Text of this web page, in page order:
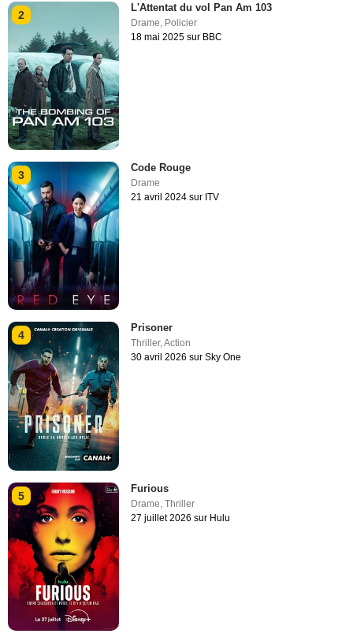
2
L'Attentat du vol Pan Am 103
Drame Policier
18 mai 2025 sur BBC
3
Code Rouge
Drame
21 avril 2024 sur ITV
4
Prisoner
Thriller,Action
30 avril 2026 sur Sky One
5
Furious
Drame ,Thriller
27 juillet 2026 sur Hulu